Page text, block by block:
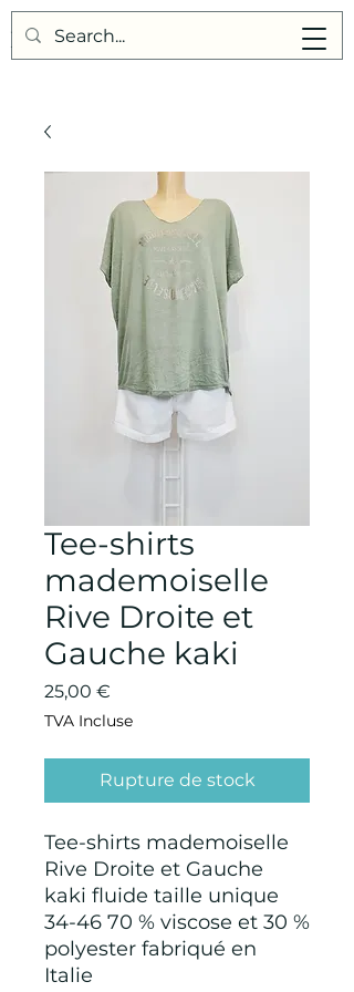
Points de Suture
Tee-shirts
mademoiselle
Rive Droite et
Gauche kaki
25,00 €
TVA Incluse
Rupture de stock
Tee-shirts mademoiselle
Rive Droite et Gauche
kaki fluide taille unique
34-46 70 % viscose et 30 %
polyester fabriqué en
Italie